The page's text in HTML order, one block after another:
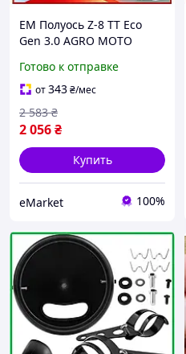
EM Полуось Z-8 TT Eco
Gen 3.0 AGRO MOTO
стальная деталь
трансмиссии запчасть
для мотот MAR_K
Готово к отправке
от343₴/мес
2 056₴
2 583 ₴
Купить
eMarket 100%